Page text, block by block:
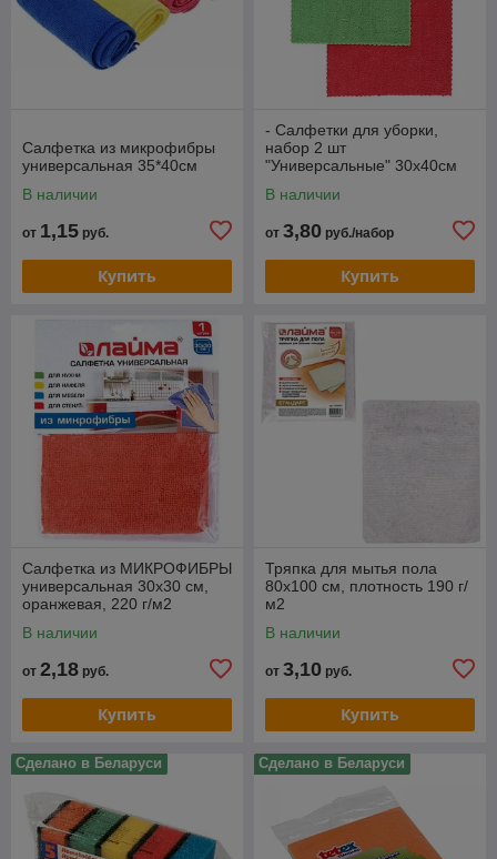
Салфетка из микрофибры
универсальная 35*40см
В наличии
от 1,15 руб.
Купить
- Салфетки для уборки,
набор 2 шт
"Универсальные" 30х40см
В наличии
от 3,80 руб./набор
Купить
Салфетка из МИКРОФИБРЫ
универсальная 30х30 см,
оранжевая, 220 г/м2
В наличии
от 2,18 руб.
Купить
Тряпка для мытья пола
80х100 см, плотность 190 г/
м2
В наличии
от 3,10 руб.
Купить
Сделано в Беларуси Сделано в Беларуси